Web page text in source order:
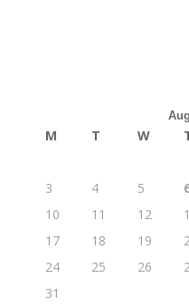
M T W
3
4 5
10
11 12
17
18 19
24
25 26
31